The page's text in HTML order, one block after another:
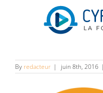
By redacteur | juin 8th, 2016 |